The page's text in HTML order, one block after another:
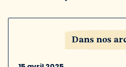
Dans nos